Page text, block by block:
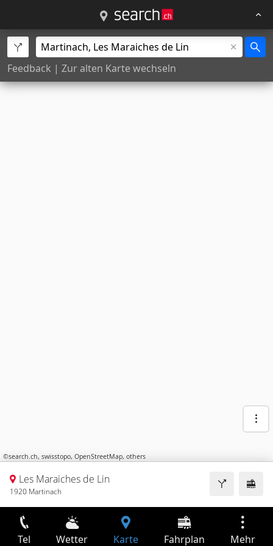
Feedback | Zur alten Karte wechseln
©search.ch, swisstopo, OpenStreetMap, others
Les Maraiches de Lin
1920 Martinach
Tel Wetter Karte Fahrplan Mehr